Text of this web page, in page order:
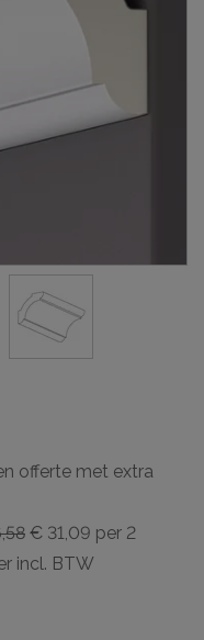
offerte met extra
€ 31,09 per 2
incl. BTW